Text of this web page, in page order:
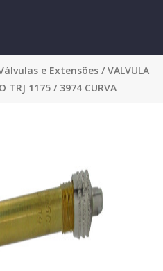
e Extensões / VALVULA
TRJ 1175 / 3974 CURVA